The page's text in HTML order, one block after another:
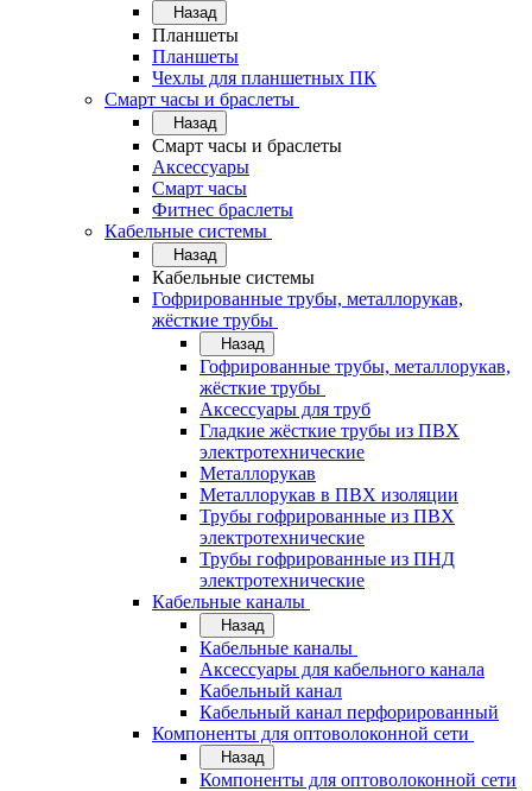
Назад
Планшеты
Планшеты
Чехлы для планшетных ПК
Смарт часы и браслеты
Назад
Смарт часы и браслеты
Аксессуары
Смарт часы
Фитнес браслеты
Кабельные системы
Назад
Кабельные системы
Гофрированные трубы, металлорукав,
жёсткие трубы
Назад
Гофрированные трубы, металлорукав,
жёсткие трубы
Аксессуары для труб
Гладкие жёсткие трубы из ПВХ
электротехнические
Металлорукав
Металлорукав в ПВХ изоляции
Трубы гофрированные из ПВХ
электротехнические
Трубы гофрированные из ПНД
электротехнические
Кабельные каналы
Назад
Кабельные каналы
Аксессуары для кабельного канала
Кабельный канал
Кабельный канал перфорированный
Компоненты для оптоволоконной сети
Назад
Компоненты для оптоволоконной сети